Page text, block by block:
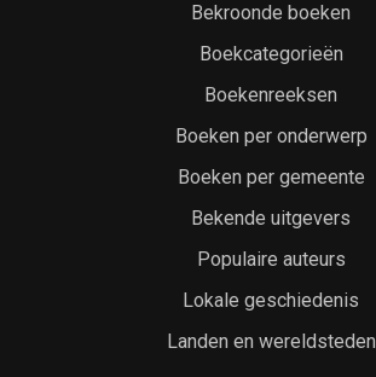
Bekroonde boeken
Boekcategorieën
Boekenreeksen
Boeken per onderwerp
Boeken per gemeente
Bekende uitgevers
Populaire auteurs
Lokale geschiedenis
Landen en wereldsteden